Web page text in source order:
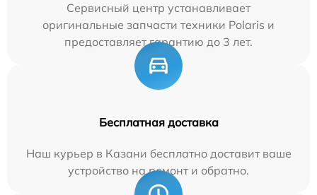
Сервисный центр устанавливает
оригинальные запчасти техники Polaris и
предоставляет гарантию до 3 лет.
Бесплатная доставка
Наш курьер в Казани бесплатно доставит ваше
устройство на ремонт и обратно.